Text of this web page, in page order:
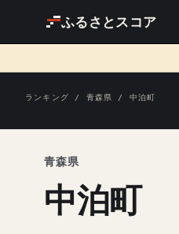
ふるさとスコア
ランキング / 青森県 / 中泊町
青森県
中泊町